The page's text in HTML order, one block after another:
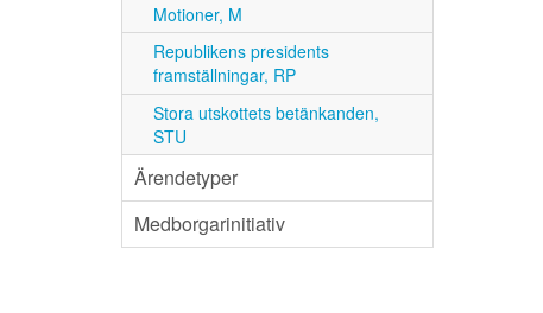
Motioner, M
Republikens presidents
framställningar, RP
Stora utskottets betänkanden,
STU
Ärendetyper
Medborgarinitiativ